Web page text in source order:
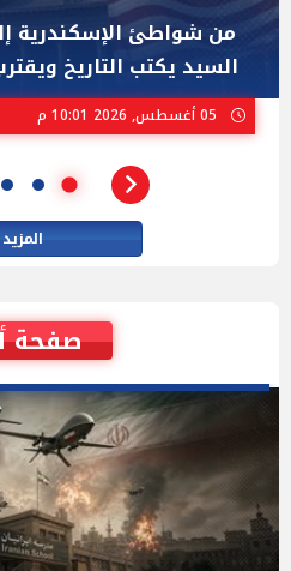
"عبد الرحمن السيد"
ستيفنز" وإيباك
المزيد
صفحة